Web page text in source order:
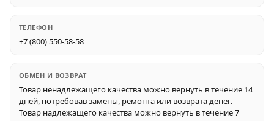
ТЕЛЕФОН
+7 (800) 550-58-58
ОБМЕН И ВОЗВРАТ
Товар ненадлежащего качества можно вернуть в течение 14
дней, потребовав замены, ремонта или возврата денег.
Товар надлежащего качества можно вернуть в течение 7